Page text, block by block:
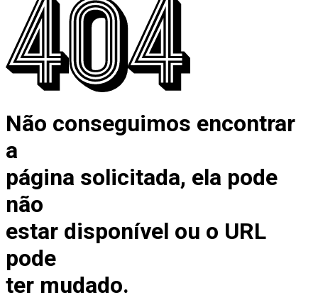
Não conseguimos encontrar
a
página solicitada, ela pode
não
estar disponível ou o URL
pode
ter mudado.